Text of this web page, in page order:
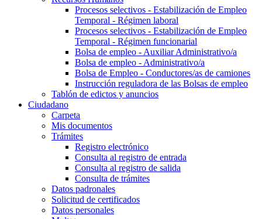
Procesos selectivos - Estabilización de Empleo
Temporal - Régimen laboral
Procesos selectivos - Estabilización de Empleo
Temporal - Régimen funcionarial
Bolsa de empleo - Auxiliar Administrativo/a
Bolsa de empleo - Administrativo/a
Bolsa de Empleo - Conductores/as de camiones
Instrucción reguladora de las Bolsas de empleo
Tablón de edictos y anuncios
Ciudadano
Carpeta
Mis documentos
Trámites
Registro electrónico
Consulta al registro de entrada
Consulta al registro de salida
Consulta de trámites
Datos padronales
Solicitud de certificados
Datos personales